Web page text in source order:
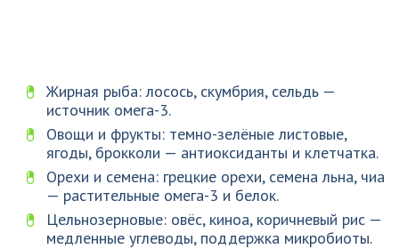
Жирная рыба: лосось, скумбрия, сельдь —
источник омега-3.
Овощи и фрукты: темно-зелёные листовые,
ягоды, брокколи — антиоксиданты и клетчатка.
Орехи и семена: грецкие орехи, семена льна, чиа
— растительные омега-3 и белок.
Цельнозерновые: овёс, киноа, коричневый рис —
медленные углеводы, поддержка микробиоты.